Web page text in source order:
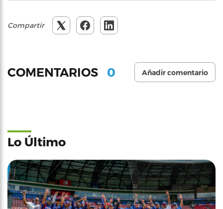
Compartir
COMENTARIOS 0 Añadir comentario
Lo Último